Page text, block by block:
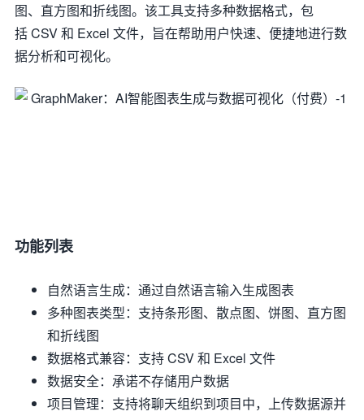
图、直方图和折线图。该工具支持多种数据格式，包
括 CSV 和 Excel 文件，旨在帮助用户快速、便捷地进行数
据分析和可视化。
功能列表
自然语言生成：通过自然语言输入生成图表
多种图表类型：支持条形图、散点图、饼图、直方图
和折线图
数据格式兼容：支持 CSV 和 Excel 文件
数据安全：承诺不存储用户数据
项目管理：支持将聊天组织到项目中，上传数据源并